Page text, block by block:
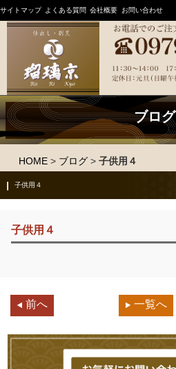
サイトマップ よくある質問 会社概要 お問い合わせ
ブログ
HOME > ブログ >子供用４
子供用４
子供用４
前へ 一覧へ